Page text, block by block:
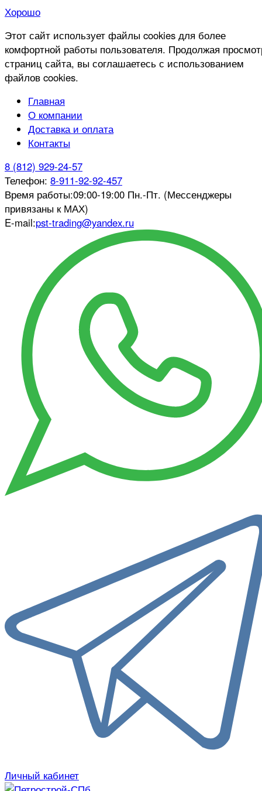
Хорошо
Этот сайт использует файлы cookies для более
комфортной работы пользователя. Продолжая
страниц сайта, вы соглашаетесь с использованием
файлов cookies.
Главная
О компании
Доставка и оплата
Контакты
8 (812) 929-24-57
Телефон: 8-911-92-92-457
Время работы:09:00-19:00 Пн.-Пт. (Мессенджеры
привязаны к МАХ)
E-mail:pst-trading@yandex.ru
Личный кабинет